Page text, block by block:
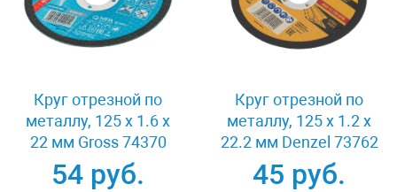
Круг отрезной по
металлу, 125 х 1.6 х
22 мм Gross 74370
54 руб.
Круг отрезной по
металлу, 125 х 1.2 х
22.2 мм Denzel 73762
45 руб.